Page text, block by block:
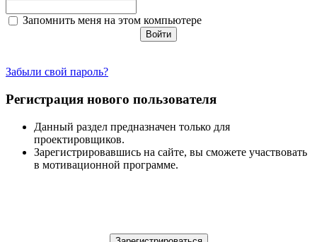
Запомнить меня на этом компьютере
Забыли свой пароль?
Регистрация нового пользователя
Данный раздел предназначен только для
проектировщиков.
Зарегистрировавшись на сайте, вы сможете участвовать
в мотивационной программе.